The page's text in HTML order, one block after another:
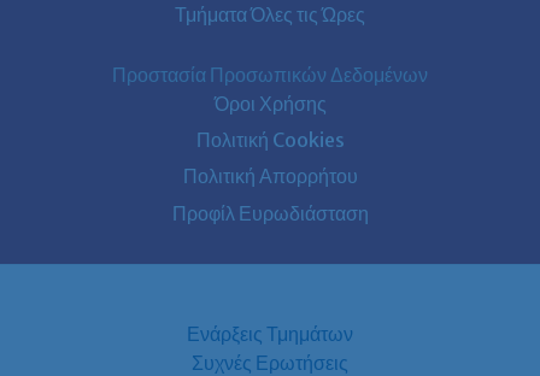
Τμήματα Όλες τις Ώρες
Προστασία Προσωπικών Δεδομένων
Όροι Χρήσης
Πολιτική Cookies
Πολιτική Απορρήτου
Προφίλ Ευρωδιάσταση
Ενάρξεις Τμημάτων
Συχνές Ερωτήσεις